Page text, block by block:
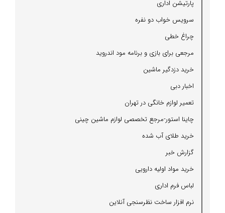
پارتیشن اداری
سرویس خواب دو نفره
چراغ خطی
مرجعی برای بازی و برنامه مود اندروید
خرید دزدگیر ماشین
اخبار دبی
تعمیر لوازم خانگی در تهران
چاینا استور-مرجع تخصصی لوازم ماشین چینی
خرید طلای آب شده
گزارش خبر
خرید مواد اولیه دارویی
لباس فرم اداری
نرم افزار ساخت نظرسنجی آنلاین